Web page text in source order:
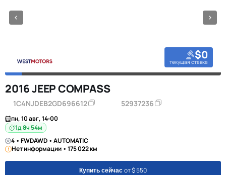
$0
текущая ставка
2016 JEEP COMPASS
1C4NJDEB2GD696612 52937236
пн, 10 авг, 14:00
1д 8ч 54м
4 • FWDAWD • AUTOMATIC
Нет информации • 175 022 км
Купить сейчас от $ 550